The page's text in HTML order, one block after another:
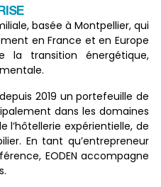
basée à Montpellier, qui
en France et en Europe
transition énergétique,
2019 un portefeuille de
dans les domaines
l’hôtellerie expérientielle, de
En tant qu’entrepreneur
EODEN accompagne